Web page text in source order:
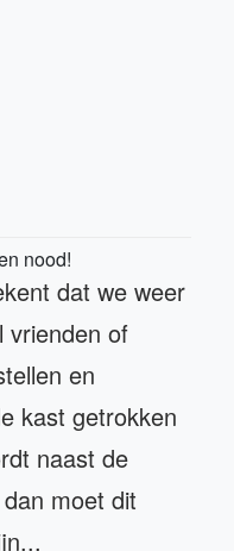
nood!
dat we weer
vrienden of
en
kast getrokken
naast de
moet dit